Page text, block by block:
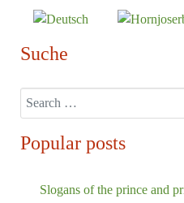
Select your language
Suche
Search
Popular posts
Slogans of the prince and